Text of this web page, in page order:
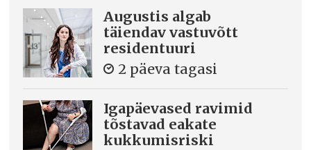
Augustis algab
täiendav vastuvõtt
residentuuri
2 päeva tagasi
Igapäevased ravimid
tõstavad eakate
kukkumisriski